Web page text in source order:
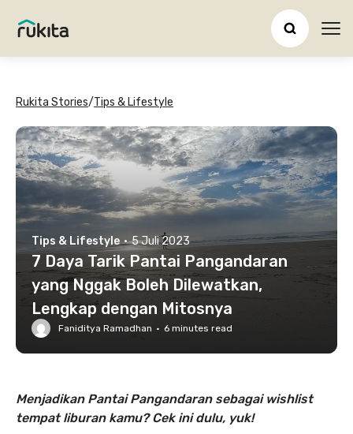
Rukita Stories/Tips & Lifestyle
Tips & Lifestyle · 5 Juli 2023
7 Daya Tarik Pantai Pangandaran
yang Nggak Boleh Dilewatkan,
Lengkap dengan Mitosnya
Faniditya Ramadhan · 6 minutes read
Menjadikan Pantai Pangandaran sebagai wishlist
tempat liburan kamu? Cek ini dulu, yuk!